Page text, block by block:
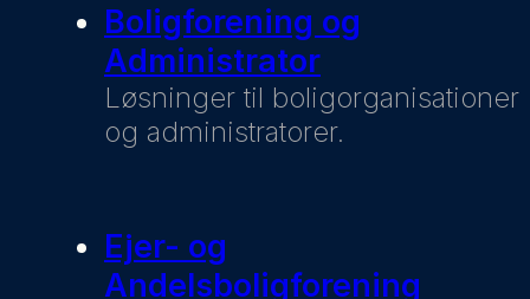
Boligforening og
Administrator
Løsninger til boligorganisationer
og administratorer.
Ejer- og
Andelsboligforening